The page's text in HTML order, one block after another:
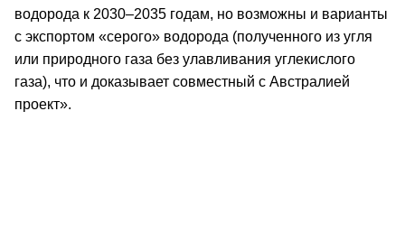
водорода к 2030–2035 годам, но возможны и варианты
с экспортом «серого» водорода (полученного из угля
или природного газа без улавливания углекислого
газа), что и доказывает совместный с Австралией
проект».